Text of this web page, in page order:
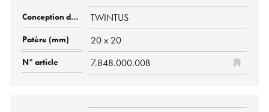
TWINTUS
20 x 20
7.848.000.00B